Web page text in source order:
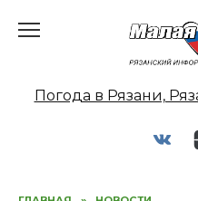
Погода в Рязани,